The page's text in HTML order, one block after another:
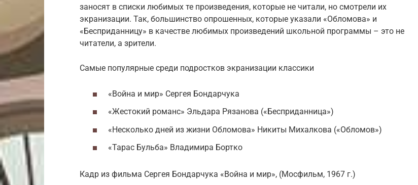
заносят в списки любимых те произведения, которые не читали, но смотрели их
экранизации. Так, большинство опрошенных, которые указали «Обломова» и
«Бесприданницу» в качестве любимых произведений школьной программы – это не
читатели, а зрители.
Самые популярные среди подростков экранизации классики
«Война и мир» Сергея Бондарчука
«Жестокий романс» Эльдара Рязанова («Бесприданница»)
«Несколько дней из жизни Обломова» Никиты Михалкова («Обломов»)
«Тарас Бульба» Владимира Бортко
Кадр из фильма Сергея Бондарчука «Война и мир», (Мосфильм, 1967 г.)